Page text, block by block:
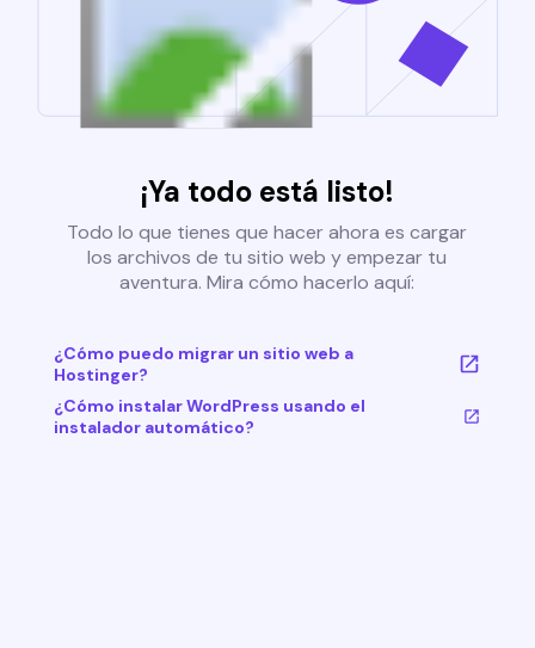
¡Ya todo está listo!
Todo lo que tienes que hacer ahora es cargar
los archivos de tu sitio web y empezar tu
aventura. Mira cómo hacerlo aquí:
¿Cómo puedo migrar un sitio web a
Hostinger?
¿Cómo instalar WordPress usando el
instalador automático?